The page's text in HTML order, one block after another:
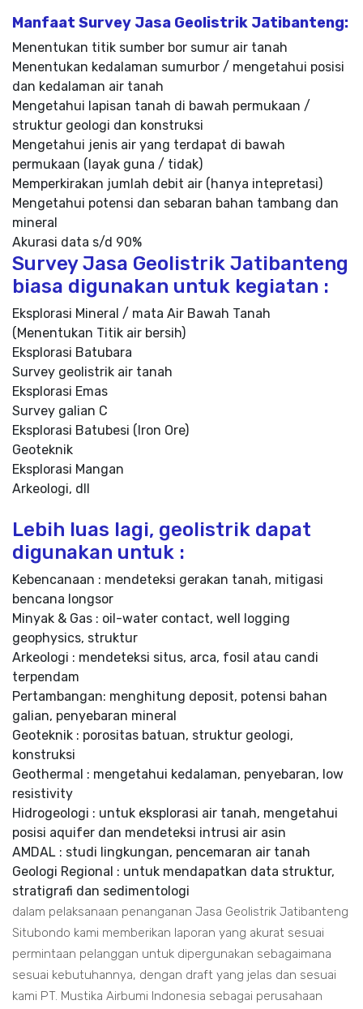
Manfaat Survey Jasa Geolistrik Jatibanteng:
Menentukan titik sumber bor sumur air tanah
Menentukan kedalaman sumurbor / mengetahui posisi
dan kedalaman air tanah
Mengetahui lapisan tanah di bawah permukaan /
struktur geologi dan konstruksi
Mengetahui jenis air yang terdapat di bawah
permukaan (layak guna / tidak)
Memperkirakan jumlah debit air (hanya intepretasi)
Mengetahui potensi dan sebaran bahan tambang dan
mineral
Akurasi data s/d 90%
Survey Jasa Geolistrik Jatibanteng
biasa digunakan untuk kegiatan :
Eksplorasi Mineral / mata Air Bawah Tanah
(Menentukan Titik air bersih)
Eksplorasi Batubara
Survey geolistrik air tanah
Eksplorasi Emas
Survey galian C
Eksplorasi Batubesi (Iron Ore)
Geoteknik
Eksplorasi Mangan
Arkeologi, dll
Lebih luas lagi, geolistrik dapat
digunakan untuk :
Kebencanaan : mendeteksi gerakan tanah, mitigasi
bencana longsor
Minyak & Gas : oil-water contact, well logging
geophysics, struktur
Arkeologi : mendeteksi situs, arca, fosil atau candi
terpendam
Pertambangan: menghitung deposit, potensi bahan
galian, penyebaran mineral
Geoteknik : porositas batuan, struktur geologi,
konstruksi
Geothermal : mengetahui kedalaman, penyebaran, low
resistivity
Hidrogeologi : untuk eksplorasi air tanah, mengetahui
posisi aquifer dan mendeteksi intrusi air asin
AMDAL : studi lingkungan, pencemaran air tanah
Geologi Regional : untuk mendapatkan data struktur,
stratigrafi dan sedimentologi
dalam pelaksanaan penanganan Jasa Geolistrik Jatibanteng
Situbondo kami memberikan laporan yang akurat sesuai
permintaan pelanggan untuk dipergunakan sebagaimana
sesuai kebutuhannya, dengan draft yang jelas dan sesuai
kami PT. Mustika Airbumi Indonesia sebagai perusahaan